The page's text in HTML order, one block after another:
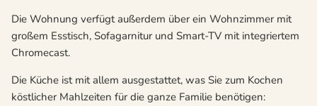
Die Wohnung verfügt außerdem über ein Wohnzimmer mit
großem Esstisch, Sofagarnitur und Smart-TV mit integriertem
Chromecast.
Die Küche ist mit allem ausgestattet, was Sie zum Kochen
köstlicher Mahlzeiten für die ganze Familie benötigen: